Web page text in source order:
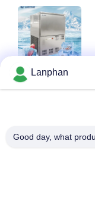
Lanphan
Good day, what